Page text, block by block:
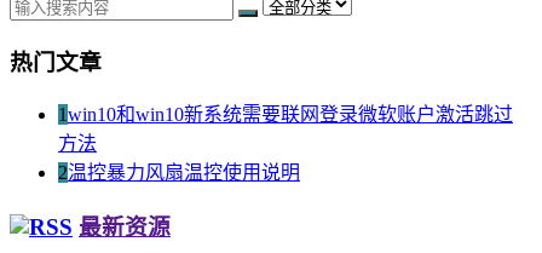
热门文章
1win10和win10新系统需要联网登录微软账户激活跳过
方法
2温控暴力风扇温控使用说明
最新资源